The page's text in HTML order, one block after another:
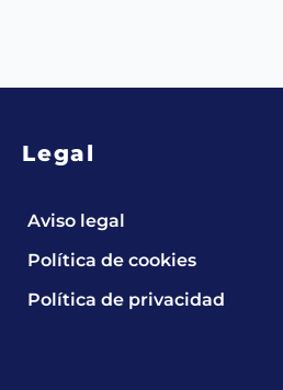
Legal
Aviso legal
Política de cookies
Política de privacidad